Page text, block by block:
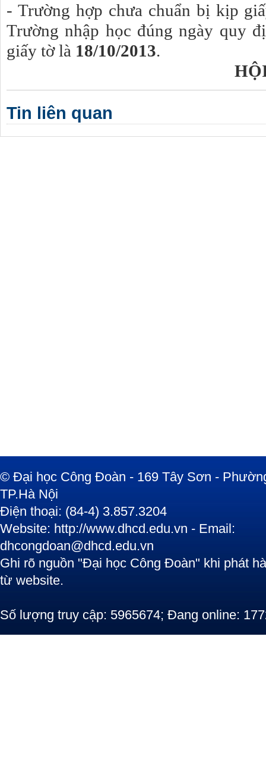
- Trường hợp chưa chuẩn bị kịp
Trường nhập học đúng ngày quy
giấy tờ là 18/10/2013.
Tin liên quan
© Đại học Công Đoàn - 169 Tây Sơn -
TP.Hà Nội
Điện thoại: (84-4) 3.857.3204
Website: http://www.dhcd.edu.vn - Email:
dhcongdoan@dhcd.edu.vn
Ghi rõ nguồn "Đại học Công Đoàn" khi phát
từ website.
Số lượng truy cập: 5965674; Đang online: